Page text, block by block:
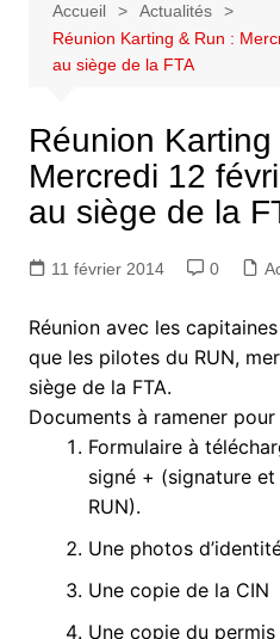
Accueil
Actualités
Réunion Karting & Run :
au siège de la FTA
Réunion
Mercredi 12
au siège de la
11 février 2014 0
Réunion avec les
que les pilotes du RUN,
siège de la FTA.
Documents à ramener
Formulaire à
signé + (signature
RUN).
Une photos
Une copie de la CIN
Une copie du